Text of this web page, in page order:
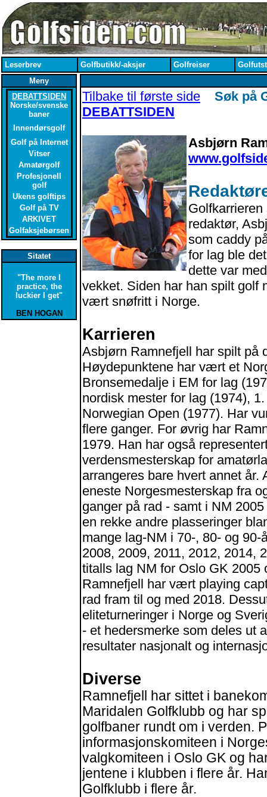
Leserbrev Golfbutikk/-aksjer Golfreiser
Meny
DEBATTSIDEN
Norske/svenske
baner
Innendørsgolf
Golf på Internet
Vitser
Amatørgolf
Profesjonell
golf
Ukens golftips
Golf på TV
ARKIVET
Golfaksjebørsen
Sitatet
"The more I
practice, the
luckier I get"
BEN HOGAN
Tilbake til første side
Søk på
DEBATTSIDEN
Asbjørn
redaktør,
som caddy
for lag ble
dette var
vekket. Siden har han spilt golf
vært snøfritt i Norge.
Karrieren
Asbjørn Ramnefjell har spilt på
Høydepunktene har vært et
Bronsemedalje i EM for lag
nordisk mester for lag (1974),
Norwegian Open (1977). Har
flere ganger. For øvrig har
1979. Han har også
verdensmesterskap for
arrangeres bare hvert annet
eneste Norgesmesterskap fra
ganger på rad - samt i NM
en rekke andre plasseringer
mange lag-NM i 70-, 80- og
2008, 2009, 2011, 2012, 2014,
titalls lag NM for Oslo GK 2005
Ramnefjell har vært playing
rad fram til og med 2018.
eliteturneringer i Norge og
- et hedersmerke som deles ut
resultater nasjonalt og
Diverse
Ramnefjell har sittet i
Maridalen Golfklubb og har
golfbaner rundt om i verden.
informasjonskomiteen i
valgkomiteen i Oslo GK og
jentene i klubben i flere år.
Golfklubb i flere år.